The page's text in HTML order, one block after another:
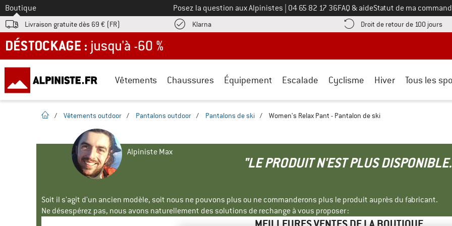
Vers le
Boutique Posez la question aux Alpinistes Appelez-nous au
04 65 82 17 36FAQ & aideStatut de ma
Livraison gratuite dès 69 € (FR) KlarnaTrouve les informations de paiement ici ! Ouvre une boîte d'information
Droit de retour de 100 jours
DÉSTOCKAGE : jusqu'à -60 %
Vêtements Chaussures Équipement Escalade Cyclisme Hiver Tous les
Page d'accueil
/ Vêtements outdoor / Pantalons outdoor / Pantalons de ski / Women's Relax Pant - Pantalon de ski
Alpiniste Max
"LE PRODUIT N'EST PLUS
Soit il s'agit d'un ancien modèle, soit nous ne pouvons plus ou ne commanderons plus le produit auprès du fabricant.
Ne désespérez pas, nous avons naturellement des solutions de rechange à vous proposer :